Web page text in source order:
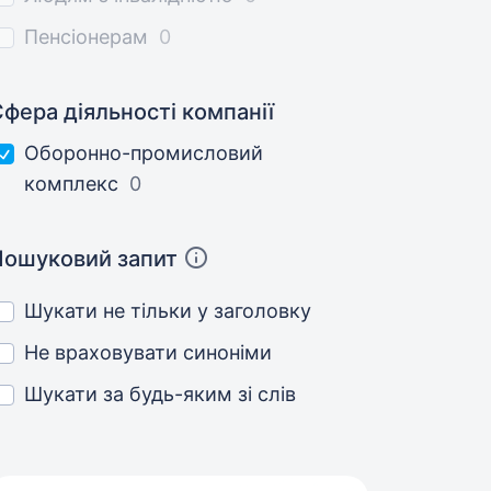
Пенсіонерам
0
діяльності компанії
Оборонно-промисловий
комплекс 0
запит
Шукати не тільки у заголовку
Не враховувати синоніми
Шукати за будь-яким зі слів